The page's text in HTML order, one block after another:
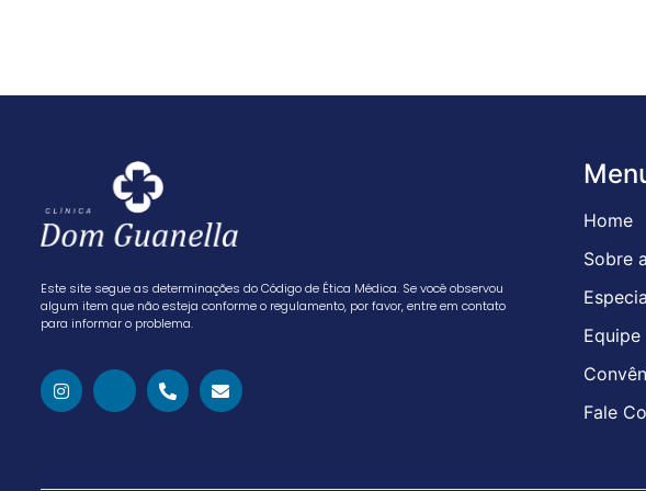
Este site segue as determinações do Código de Ética Médica. Se você observou
algum item que não esteja conforme o regulamento, por favor, entre em contato
para informar o problema.
Home
Sobre
Equipe
Fale